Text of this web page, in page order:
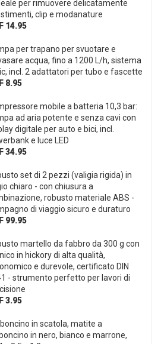
per rimuovere delicatamente
clip e modanature
14.95
per trapano per svuotare e
acqua, fino a 1200 L/h, sistema
incl. 2 adattatori per tubo e fascette
8.95
mobile a batteria 10,3 bar:
ad aria potente e senza cavi con
digitale per auto e bici, incl.
e luce LED
34.95
set di 2 pezzi (valigia rigida) in
chiaro - con chiusura a
robusto materiale ABS -
di viaggio sicuro e duraturo
99.95
martello da fabbro da 300 g con
in hickory di alta qualità,
e durevole, certificato DIN
- strumento perfetto per lavori di
3.95
in scatola, matite a
in nero, bianco e marrone,